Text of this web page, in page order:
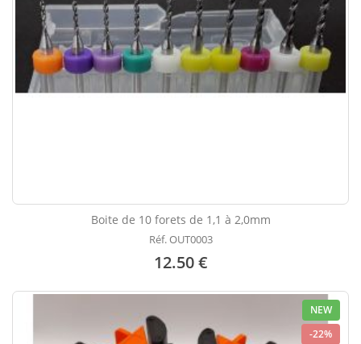
Boite de 10 forets de 1,1 à 2,0mm
Réf. OUT0003
12.50 €
NEW
-22%